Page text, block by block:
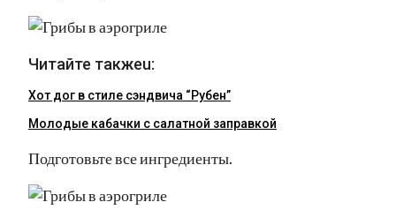
Читайте такжеu:
Хот дог в стиле сэндвича “Рубен”
Молодые кабачки с салатной заправкой
Подготовьте все ингредиенты.